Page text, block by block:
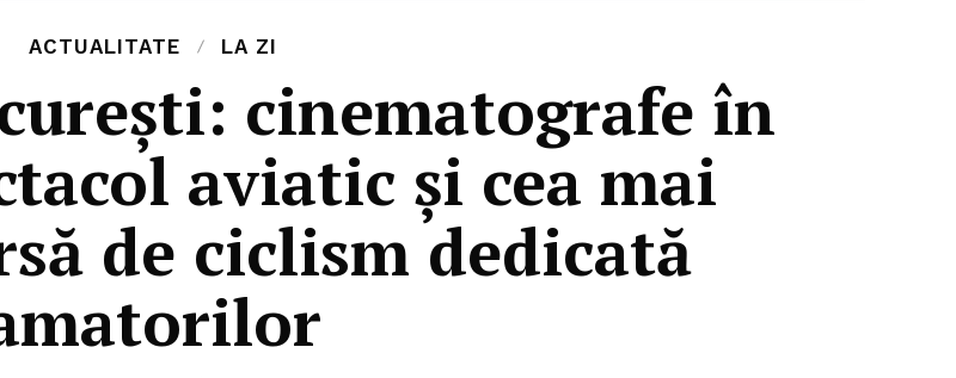
ACTUALITATE LA ZI
cinematografe în
aviatic și cea mai
de ciclism dedicată